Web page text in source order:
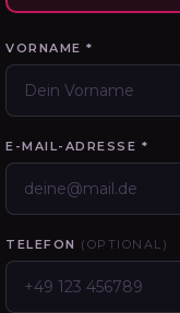
VORNAME *
E-MAIL-ADRESSE *
TELEFON (OPTIONAL)